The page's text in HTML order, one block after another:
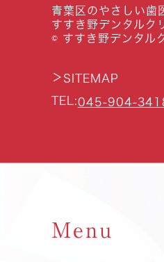
青葉区のやさしい歯
すすき野デンタルク
© すすき野デンタル
＞ SITEMAP
TEL:045-904-
Menu